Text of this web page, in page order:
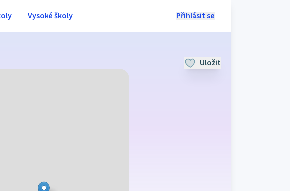
Přihlásit se
Vysoké školy
Uložit